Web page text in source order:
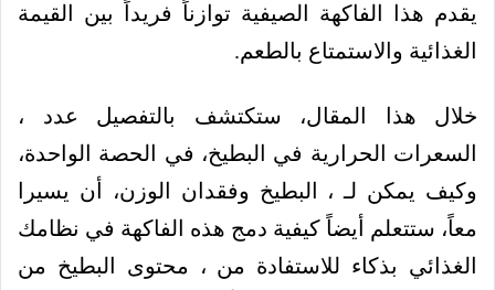
يقدم هذا الفاكهة الصيفية توازناً فريداً بين القيمة
الغذائية والاستمتاع بالطعم.
خلال هذا المقال، ستكتشف بالتفصيل عدد ،
السعرات الحرارية في البطيخ، في الحصة الواحدة،
وكيف يمكن لـ ، البطيخ وفقدان الوزن، أن يسيرا
معاً، ستتعلم أيضاً كيفية دمج هذه الفاكهة في نظامك
الغذائي بذكاء للاستفادة من ، محتوى البطيخ من